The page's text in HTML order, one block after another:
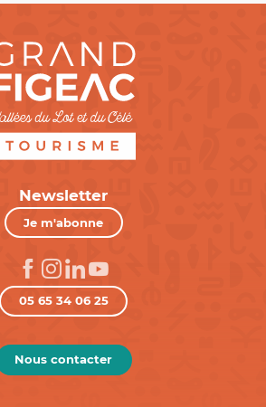
Newsletter
Je m'abonne
05 65 34 06 25
Nous contacter